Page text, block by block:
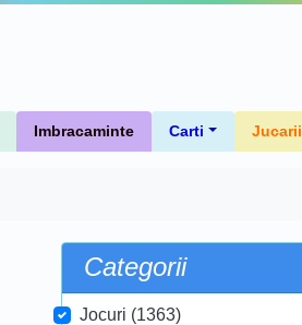
Imbracaminte Carti Jucarii
Categorii
Jocuri (1363)